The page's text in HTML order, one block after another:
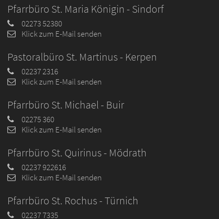
Pfarrbüro St. Maria Königin - Sindorf
02273 52380
Klick zum E-Mail senden
Pastoralbüro St. Martinus - Kerpen
02237 2316
Klick zum E-Mail senden
Pfarrbüro St. Michael - Buir
02275 360
Klick zum E-Mail senden
Pfarrbüro St. Quirinus - Mödrath
02237 922616
Klick zum E-Mail senden
Pfarrbüro St. Rochus - Türnich
02237 7335